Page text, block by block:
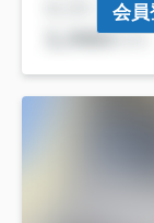
会員